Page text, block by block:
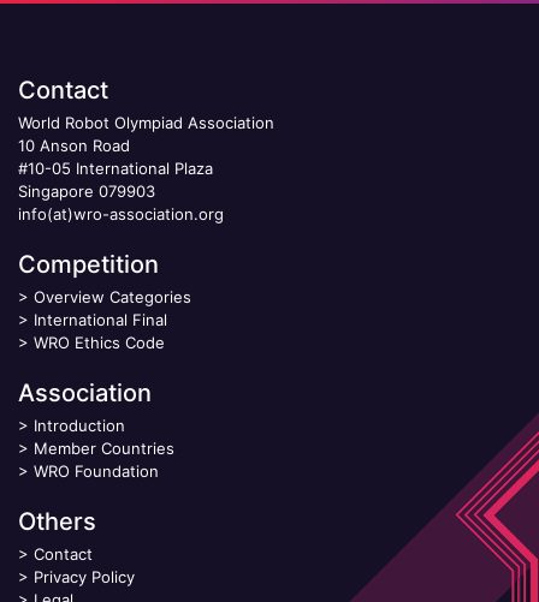
Contact
World Robot Olympiad Association
10 Anson Road
#10-05 International Plaza
Singapore 079903
info(at)wro-association.org
Competition
> Overview Categories
> International Final
> WRO Ethics Code
Association
> Introduction
> Member Countries
> WRO Foundation
Others
> Contact
> Privacy Policy